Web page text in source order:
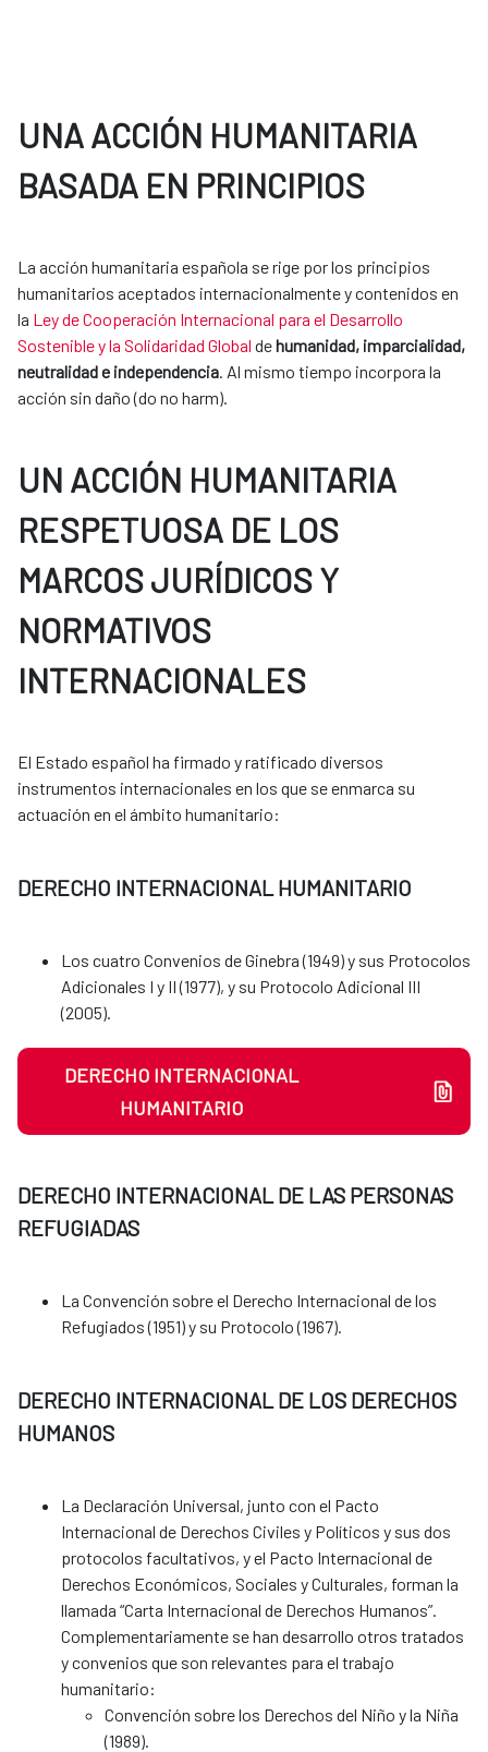
UNA ACCIÓN HUMANITARIA
BASADA EN PRINCIPIOS
La acción humanitaria española se rige por los principios
humanitarios aceptados internacionalmente y contenidos en
la Ley de Cooperación Internacional para el Desarrollo
Sostenible y la Solidaridad Global dehumanidad, imparcialidad,
neutralidad e independencia. Al mismo tiempo incorpora la
acción sin daño (do no harm).
UN ACCIÓN HUMANITARIA
RESPETUOSA DE LOS
MARCOS JURÍDICOS Y
NORMATIVOS
INTERNACIONALES
El Estado español ha firmado y ratificado diversos
instrumentos internacionales en los que se enmarca su
actuación en el ámbito humanitario:
DERECHO INTERNACIONAL HUMANITARIO
Los cuatro Convenios de Ginebra (1949) y sus Protocolos
Adicionales I y II (1977), y su Protocolo Adicional III
(2005).
DERECHO INTERNACIONAL
HUMANITARIO
DERECHO INTERNACIONAL DE LAS PERSONAS
REFUGIADAS
La Convención sobre el Derecho Internacional de los
Refugiados (1951) y su Protocolo (1967).
DERECHO INTERNACIONAL DE LOS DERECHOS
HUMANOS
La Declaración Universal, junto con el Pacto
Internacional de Derechos Civiles y Políticos y sus dos
protocolos facultativos, y el Pacto Internacional de
Derechos Económicos, Sociales y Culturales, forman la
llamada “Carta Internacional de Derechos Humanos”.
Complementariamente se han desarrollo otros tratados
y convenios que son relevantes para el trabajo
humanitario:
Convención sobre los Derechos del Niño y la Niña
(1989).